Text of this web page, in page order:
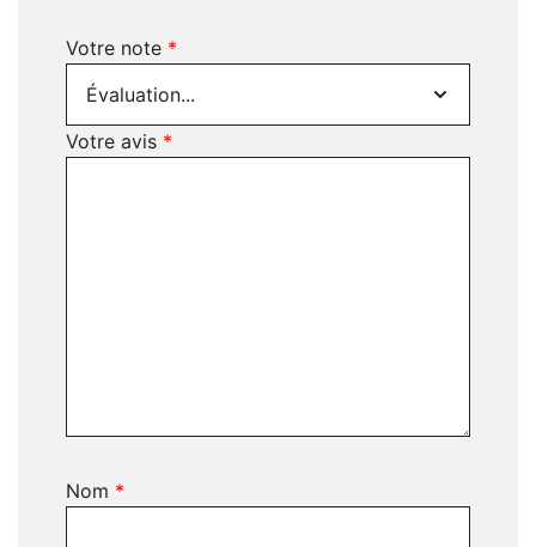
Votre note *
Votre avis *
Nom *